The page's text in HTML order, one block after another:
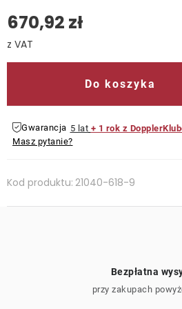
670,92 zł
Do koszyka
Gwarancja 5 lat + 1 rok z
Masz pytanie?
Kod produktu: 21040-618-9
Bezpłatna
przy zakupach